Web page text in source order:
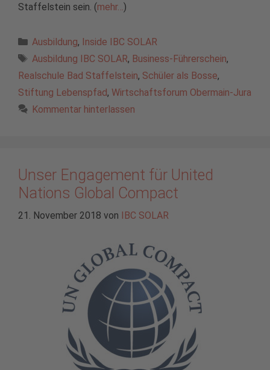
Staffelstein sein. (mehr… )
Kategorien
Ausbildung, Inside IBC SOLAR
Schlagwörter
Ausbildung IBC SOLAR, Business-Führerschein,
Realschule Bad Staffelstein, Schüler als Bosse,
Stiftung Lebenspfad, Wirtschaftsforum Obermain-Jura
Kommentar hinterlassen
Unser Engagement für United
Nations Global Compact
21. November 2018 von IBC SOLAR